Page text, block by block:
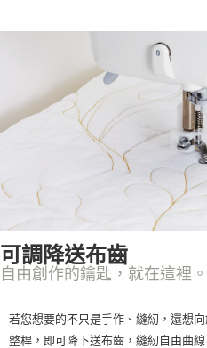
可調降送布齒
自由創作的鑰匙，就在這裡。
若您想要的不只是手作、縫紉，還想
整桿，即可降下送布齒，縫紉自由曲